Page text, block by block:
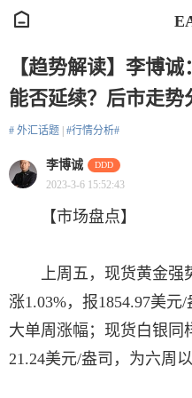
【趋势解读】李博
能否延续？后市走势
# 外汇话题 #行情分析#
李博诚 DDD
2023-3-6 15:52:43
【市场盘点】
上周五，现货黄金强
涨1.03%，报1854.97美
大单周涨幅；现货白银同
21.24美元/盎司，为六周